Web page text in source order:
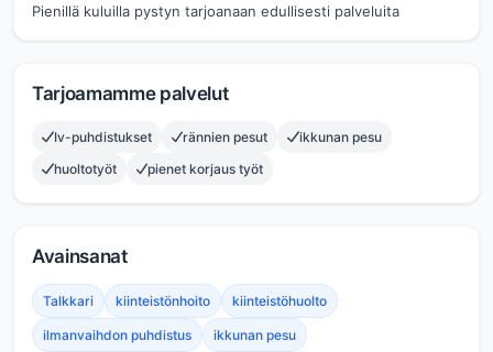
Pienillä kuluilla pystyn tarjoanaan edullisesti palveluita
Tarjoamamme palvelut
Iv-puhdistukset rännien pesut
ikkunan pesu
huoltotyöt
pienet korjaus työt
Avainsanat
Talkkari kiinteistönhoito kiinteistöhuolto
ilmanvaihdon puhdistus ikkunan pesu